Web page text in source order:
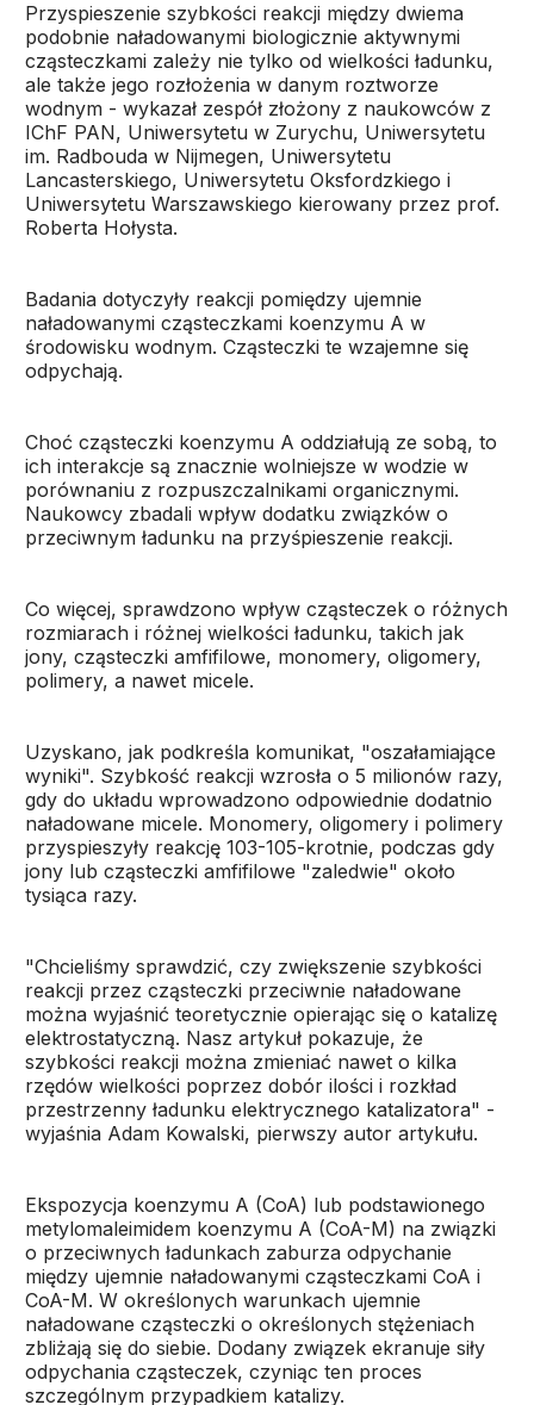
Przyspieszenie szybkości reakcji między dwiema
podobnie naładowanymi biologicznie aktywnymi
cząsteczkami zależy nie tylko od wielkości ładunku,
ale także jego rozłożenia w danym roztworze
wodnym - wykazał zespół złożony z naukowców z
IChF PAN, Uniwersytetu w Zurychu, Uniwersytetu
im. Radbouda w Nijmegen, Uniwersytetu
Lancasterskiego, Uniwersytetu Oksfordzkiego i
Uniwersytetu Warszawskiego kierowany przez prof.
Roberta Hołysta.
Badania dotyczyły reakcji pomiędzy ujemnie
naładowanymi cząsteczkami koenzymu A w
środowisku wodnym. Cząsteczki te wzajemne się
odpychają.
Choć cząsteczki koenzymu A oddziałują ze sobą, to
ich interakcje są znacznie wolniejsze w wodzie w
porównaniu z rozpuszczalnikami organicznymi.
Naukowcy zbadali wpływ dodatku związków o
przeciwnym ładunku na przyśpieszenie reakcji.
Co więcej, sprawdzono wpływ cząsteczek o różnych
rozmiarach i różnej wielkości ładunku, takich jak
jony, cząsteczki amfifilowe, monomery, oligomery,
polimery, a nawet micele.
Uzyskano, jak podkreśla komunikat, "oszałamiające
wyniki". Szybkość reakcji wzrosła o 5 milionów razy,
gdy do układu wprowadzono odpowiednie dodatnio
naładowane micele. Monomery, oligomery i polimery
przyspieszyły reakcję 103-105-krotnie, podczas gdy
jony lub cząsteczki amfifilowe "zaledwie" około
tysiąca razy.
"Chcieliśmy sprawdzić, czy zwiększenie szybkości
reakcji przez cząsteczki przeciwnie naładowane
można wyjaśnić teoretycznie opierając się o katalizę
elektrostatyczną. Nasz artykuł pokazuje, że
szybkości reakcji można zmieniać nawet o kilka
rzędów wielkości poprzez dobór ilości i rozkład
przestrzenny ładunku elektrycznego katalizatora" -
wyjaśnia Adam Kowalski, pierwszy autor artykułu.
Ekspozycja koenzymu A (CoA) lub podstawionego
metylomaleimidem koenzymu A (CoA-M) na związki
o przeciwnych ładunkach zaburza odpychanie
między ujemnie naładowanymi cząsteczkami CoA i
CoA-M. W określonych warunkach ujemnie
naładowane cząsteczki o określonych stężeniach
zbliżają się do siebie. Dodany związek ekranuje siły
odpychania cząsteczek, czyniąc ten proces
szczególnym przypadkiem katalizy.